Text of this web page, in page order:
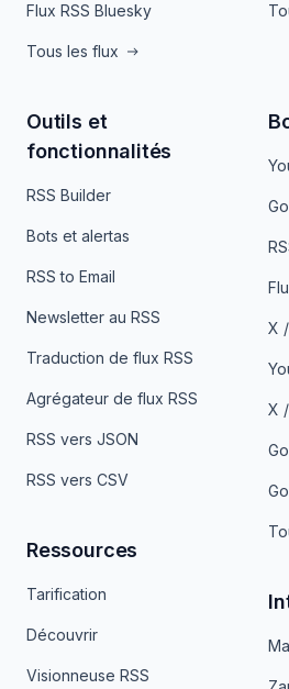
Flux RSS Bluesky
Tous les flux
Outils et
fonctionnalités
RSS Builder
Bots et alertas
RSS to Email
Newsletter au RSS
Traduction de flux RSS
Agrégateur de flux RSS
RSS vers JSON
RSS vers CSV
Ressources
Tarification
Découvrir
Visionneuse RSS
X
X